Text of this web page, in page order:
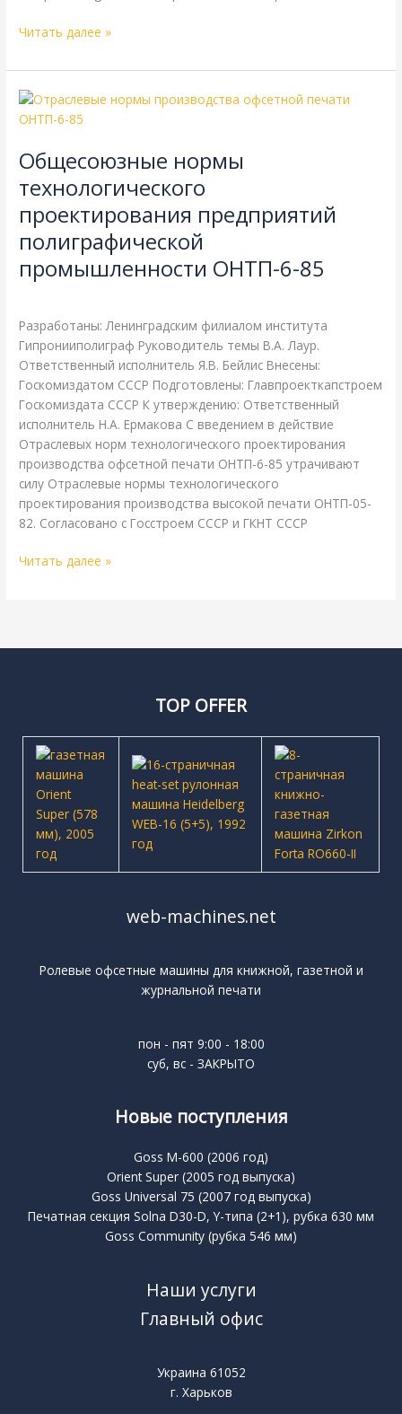
Читать далее »
Общесоюзные нормы
технологического
проектирования предприятий
полиграфической
промышленности ОНТП-6-85
Разработаны: Ленинградским филиалом института
Гипронииполиграф Руководитель темы В.А. Лаур.
Ответственный исполнитель Я.В. Бейлис Внесены:
Госкомиздатом СССР Подготовлены: Главпроекткапстроем
Госкомиздата СССР К утверждению: Ответственный
исполнитель Н.А. Ермакова С введением в действие
Отраслевых норм технологического проектирования
производства офсетной печати ОНТП-6-85 утрачивают
силу Отраслевые нормы технологического
проектирования производства высокой печати ОНТП-05-
82. Согласовано с Госстроем СССР и ГКНТ СССР
Общесоюзные
нормы
проектирования
предприятий
полиграфической
промышленности
ОНТП-6-
Читать далее »
TOP OFFER
web-machines.net
Ролевые офсетные машины для книжной, газетной и
журнальной печати
пон - пят 9:00 - 18:00
суб, вс - ЗАКРЫТО
Новые поступления
Goss M-600 (2006 год)
Orient Super (2005 год выпуска)
Goss Universal 75 (2007 год выпуска)
Печатная секция Solna D30-D, Y-типа (2+1), рубка 630 мм
Goss Community (рубка 546 мм)
Наши услуги
Главный офис
Украина 61052
г. Харьков